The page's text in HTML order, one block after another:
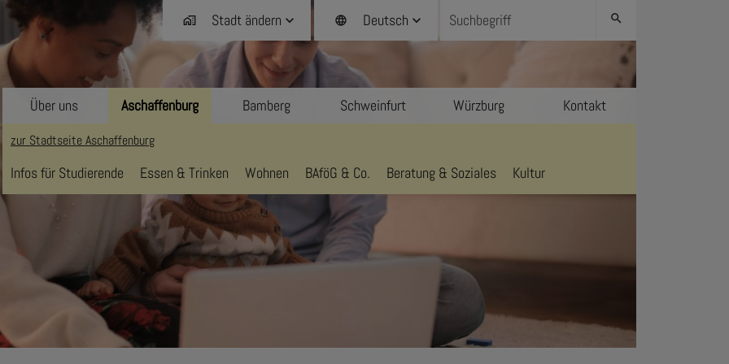
home_work Stadt ändern language Deutsch search
Über uns Aschaffenburg
zur Stadtseite Aschaffenburg
Infos für Studierende Essen & Trinken Wohnen BAföG & Co. Beratung & Soziales Kultur
Bamberg Schweinfurt Würzburg Kontakt